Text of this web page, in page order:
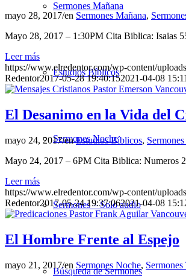
Sermones Mañana
Estudios Bíblicos
Sermones Noche
Sermones – Solo audio
Búsqueda de Sermones
mayo 28, 2017/en Sermones Mañana,
Mayo 28, 2017 – 1:30PM Cita Biblica: Isaias
Leer más
https://www.elredentor.com/wp-content/
Redentor2017-05-28 19:40:152021-04-08
El Desanimo en la Vida del
mayo 24, 2017/enEstudios Bíblicos,
Mayo 24, 2017 – 6PM Cita Biblica: Numeros
Leer más
https://www.elredentor.com/wp-content/
Redentor2017-05-24 19:37:062021-04-08
El Hombre Frente al Espejo
mayo 21, 2017/en Sermones Noche, Sermones